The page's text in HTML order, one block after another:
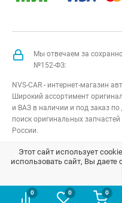
0 0 0
Мы отвечаем за
№152-ФЗ:
NVS-CAR - интернет-магазин
Широкий ассортимент
и ВАЗ в наличии и под заказ
поиск оригинальных
России.
NVS-CAR© 2014 –2026
Договор оферта;
Этот сайт использует
использовать сайт, Вы